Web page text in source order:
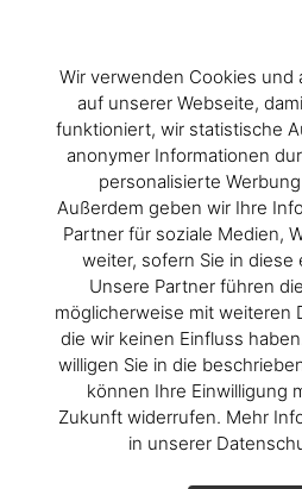
Wir verwenden Cookies und
auf unserer Webseite,
funktioniert, wir statistische
anonymer Informationen
personalisierte
Außerdem geben wir Ihre
Partner für soziale Medien,
weiter, sofern Sie in diese
Unsere Partner führen
möglicherweise mit weiteren
die wir keinen Einfluss
willigen Sie in die
können Ihre Einwilligung
Zukunft widerrufen. Mehr
in unserer